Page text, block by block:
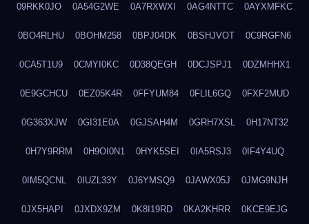
09RKK0JO 0A54G2WE 0A7RXWXI 0AG4NTTC 0AYXMFKC
0BO4RLHU 0BOHM258 0BPJ04DK 0BSHJVOT 0C9RGFN6
0CA5T1U9 0CMYI0KC 0D38QEGH 0DCJSPJ1 0DZMHHX1
0E9GCHCU 0EZ05K4R 0FFYUM84 0FLIL6GQ 0FXF2MUD
0G363XJW 0GI31E0A 0GJSAH4M 0GRH7XSL 0H17NT32
0H7Y9RRM 0H9OI0N1 0HYK5SEI 0IA5RSJ3 0IF4Y4UQ
0IM5QCNL 0IUZL33Y 0J6YMSQ9 0JAWX05J 0JMG9NJH
0JX5HAPI 0JXDX9ZM 0K8I19RD 0KA2KHRR 0KCE9EJG